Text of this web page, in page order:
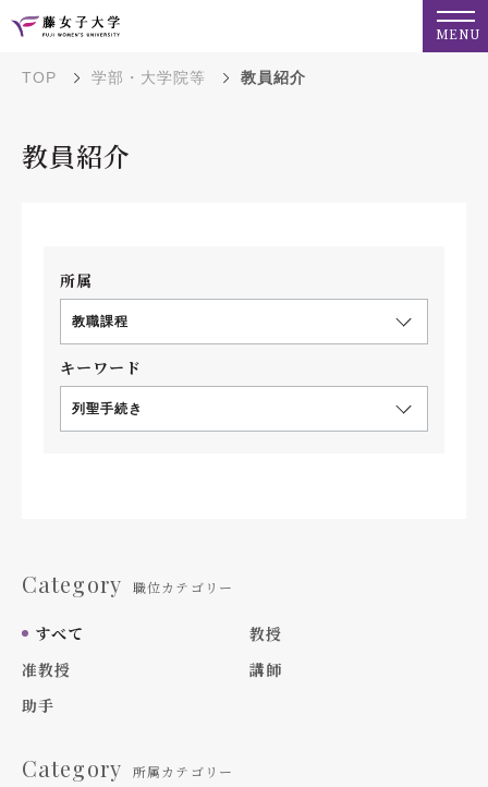
MENU
TOP 学部・大学院等 教員紹介
教員紹介
所属
教職課程
キーワード
列聖手続き
Category 職位カテゴリー
すべて
教授
准教授
講師
助手
Category 所属カテゴリー